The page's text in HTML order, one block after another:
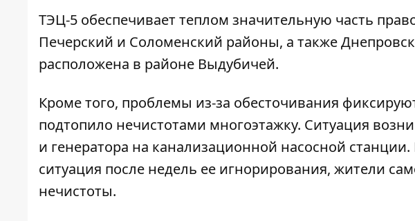
ТЭЦ-5 обеспечивает теплом значительную часть
Печерский и Соломенский районы, а также
расположена в районе Выдубичей.
Кроме того, проблемы из-за обесточивания
подтопило нечистотами многоэтажку. Ситуация
и генератора на канализационной насосной
ситуация после недель ее игнорирования, жители
нечистоты.